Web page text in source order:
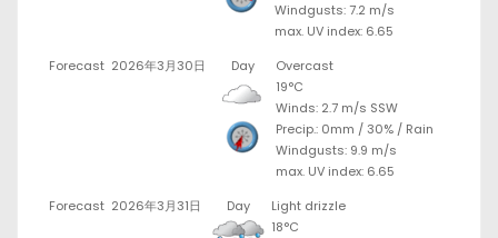
Windgusts: 7.2 m/s
max. UV index: 6.65
Forecast 2026年3月30日 Day
Overcast
19°C
Winds: 2.7 m/s SSW
Precip.: 0mm /30% / Rain
Windgusts: 9.9 m/s
max. UV index: 6.65
Forecast 2026年3月31日 Day
Light drizzle
18°C